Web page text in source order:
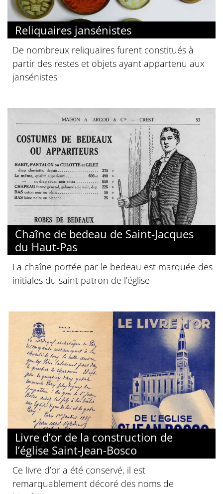
Reliquaires jansénistes
De nombreux reliquaires furent constitués à
partir des restes et objets ayant appartenu aux
jansénistes
Chaîne de bedeau de Saint-Jacques
du Haut-Pas
La chaîne portée par le bedeau est marquée des
initiales du saint patron de l’église
Livre d’or de la construction de
l’église Saint-Jean-Bosco
Ce livre d’or a été conservé, il est
remarquablement décoré des noms de